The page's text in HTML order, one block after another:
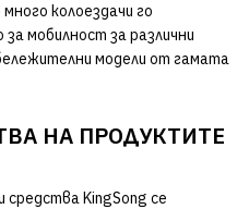
колоездачи го
мобилност за различни
модели от гамата
НА ПРОДУКТИТЕ
средства KingSong се